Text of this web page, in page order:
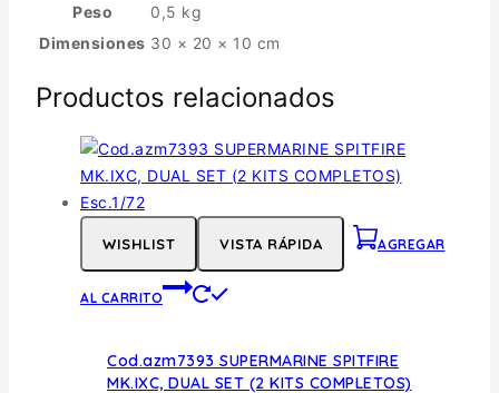
Peso
0,5 kg
Dimensiones 30 × 20 × 10 cm
Productos relacionados
WISHLIST VISTA RÁPIDA AGREGAR
AL CARRITO
Cod.azm7393 SUPERMARINE SPITFIRE
MK.IXC, DUAL SET (2 KITS COMPLETOS)